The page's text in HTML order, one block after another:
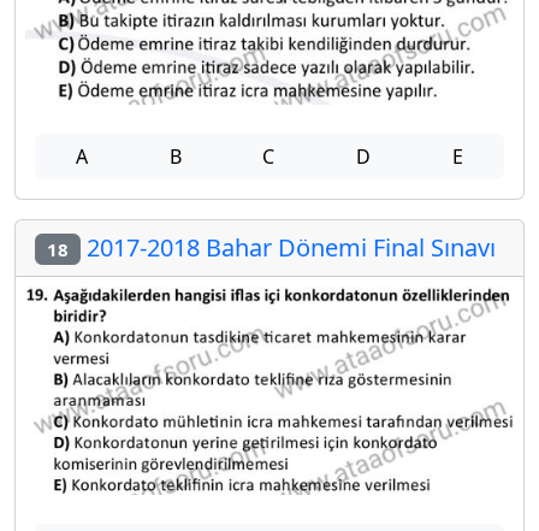
A B C D E
18 2017-2018 Bahar Dönemi Final Sınavı